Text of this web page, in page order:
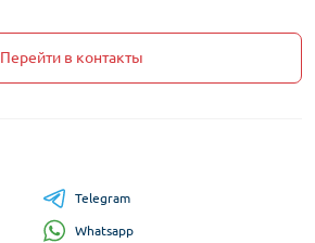
Перейти в контакты
Telegram
Whatsapp